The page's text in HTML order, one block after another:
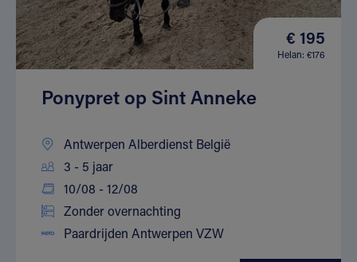
€ 195
Helan: €176
Ponypret op Sint Anneke
Antwerpen Alberdienst België
3 - 5 jaar
10/08 - 12/08
Zonder overnachting
Paardrijden Antwerpen VZW